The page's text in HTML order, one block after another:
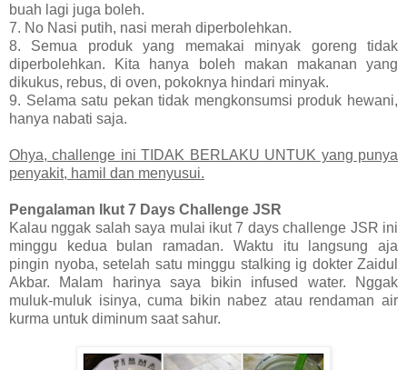
buah lagi juga boleh.
7. No Nasi putih, nasi merah diperbolehkan.
8. Semua produk yang memakai minyak goreng tidak
diperbolehkan. Kita hanya boleh makan makanan yang
dikukus, rebus, di oven, pokoknya hindari minyak.
9. Selama satu pekan tidak mengkonsumsi produk hewani,
hanya nabati saja.
Ohya, challenge ini TIDAK BERLAKU UNTUK yang punya
penyakit, hamil dan menyusui.
Pengalaman Ikut 7 Days Challenge JSR
Kalau nggak salah saya mulai ikut 7 days challenge JSR ini
minggu kedua bulan ramadan. Waktu itu langsung aja
pingin nyoba, setelah satu minggu stalking ig dokter Zaidul
Akbar. Malam harinya saya bikin infused water. Nggak
muluk-muluk isinya, cuma bikin nabez atau rendaman air
kurma untuk diminum saat sahur.